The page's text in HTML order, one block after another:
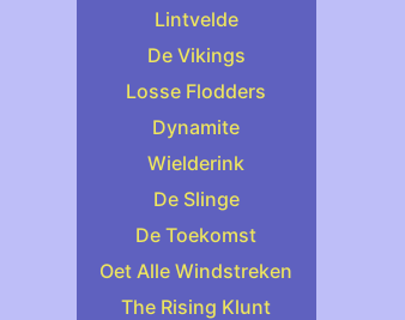
Lintvelde
De Vikings
Losse Flodders
Dynamite
Wielderink
De Slinge
De Toekomst
Oet Alle Windstreken
The Rising Klunt